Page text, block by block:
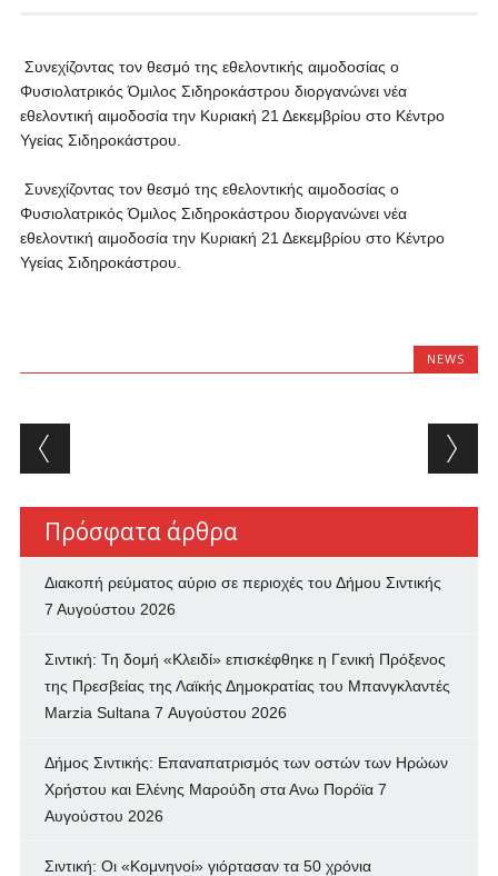
Συνεχίζοντας τον θεσμό της εθελοντικής αιμοδοσίας ο
Φυσιολατρικός Όμιλος Σιδηροκάστρου διοργανώνει νέα
εθελοντική αιμοδοσία την Κυριακή 21 Δεκεμβρίου στο Κέντρο
Υγείας Σιδηροκάστρου.
Συνεχίζοντας τον θεσμό της εθελοντικής αιμοδοσίας ο
Φυσιολατρικός Όμιλος Σιδηροκάστρου διοργανώνει νέα
εθελοντική αιμοδοσία την Κυριακή 21 Δεκεμβρίου στο Κέντρο
Υγείας Σιδηροκάστρου.
NEWS
Post navigation
Πρόσφατα άρθρα
Διακοπή ρεύματος αύριο σε περιοχές του Δήμου Σιντικής
7 Αυγούστου 2026
Σιντική: Τη δομή «Κλειδί» επισκέφθηκε η Γενική Πρόξενος
της Πρεσβείας της Λαϊκής Δημοκρατίας του Μπανγκλαντές
Marzia Sultana 7 Αυγούστου 2026
Δήμος Σιντικής: Επαναπατρισμός των oστών των Ηρώων
Χρήστου και Ελένης Μαρούδη στα Ανω Πορόϊα 7
Αυγούστου 2026
Σιντική: Οι «Κομνηνοί» γιόρτασαν τα 50 χρόνια